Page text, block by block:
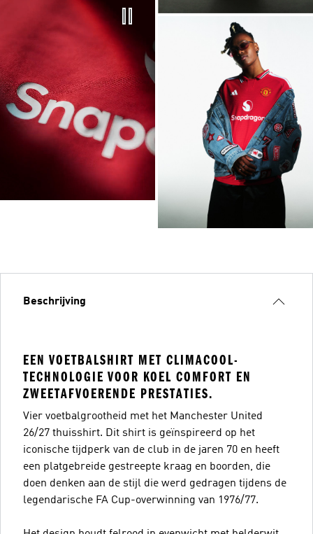
Beschrijving
EEN VOETBALSHIRT MET CLIMACOOL-
TECHNOLOGIE VOOR KOEL COMFORT EN
ZWEETAFVOERENDE PRESTATIES.
Vier voetbalgrootheid met het Manchester United
26/27 thuisshirt. Dit shirt is geïnspireerd op het
iconische tijdperk van de club in de jaren 70 en heeft
een platgebreide gestreepte kraag en boorden, die
doen denken aan de stijl die werd gedragen tijdens de
legendarische FA Cup-overwinning van 1976/77.